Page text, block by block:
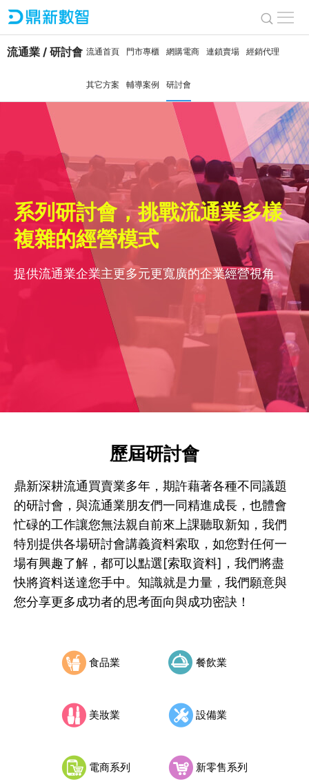
流通業 / 研討會 流通首頁 門市專櫃 網購電商 連鎖賣場 經銷代理
其它方案 輔導案例 研討會
系列研討會，挑戰流通業多樣
複雜的經營模式
提供流通業企業主更多元更寬廣的企業經營視角
歷屆研討會
鼎新深耕流通買賣業多年，期許藉著各種不同議題
的研討會，與流通業朋友們一同精進成長，也體會
忙碌的工作讓您無法親自前來上課聽取新知，我們
特別提供各場研討會講義資料索取，如您對任何一
場有興趣了解，都可以點選[索取資料]，我們將盡
快將資料送達您手中。知識就是力量，我們願意與
您分享更多成功者的思考面向與成功密訣！
食品業 餐飲業
美妝業 設備業
電商系列 新零售系列